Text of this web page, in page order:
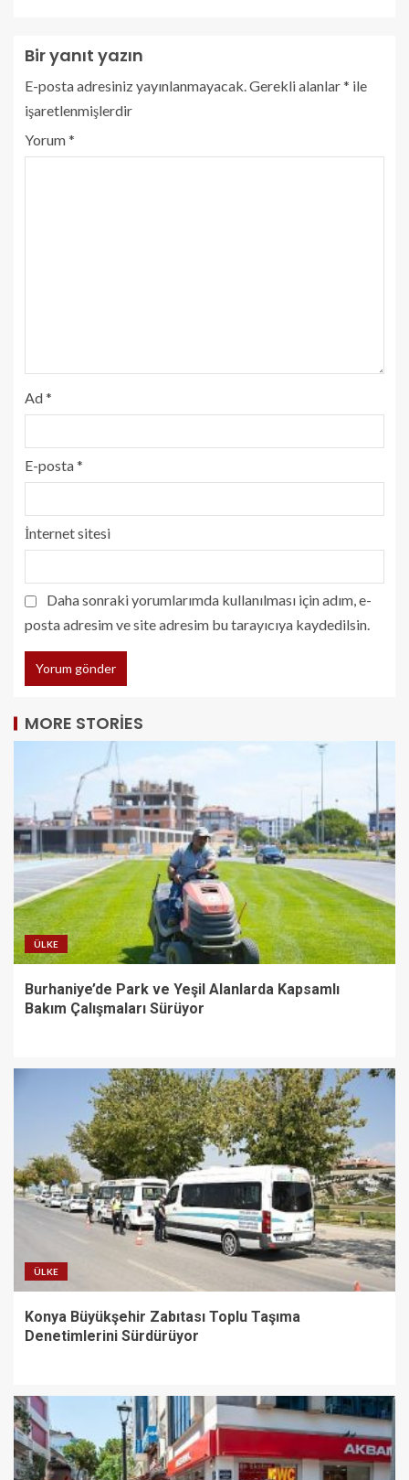
Bir yanıt yazın
E-posta adresiniz yayınlanmayacak. Gerekli alanlar* ile
işaretlenmişlerdir
Yorum*
Ad*
E-posta*
İnternet sitesi
Daha sonraki yorumlarımda kullanılması için adım, e-
posta adresim ve site adresim bu tarayıcıya kaydedilsin.
MORE STORIES
ÜLKE
Burhaniye’de Park ve Yeşil Alanlarda Kapsamlı
Bakım Çalışmaları Sürüyor
ÜLKE
Konya Büyükşehir Zabıtası Toplu Taşıma
Denetimlerini Sürdürüyor